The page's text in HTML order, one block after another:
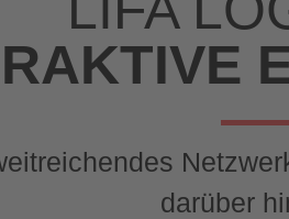
darüber